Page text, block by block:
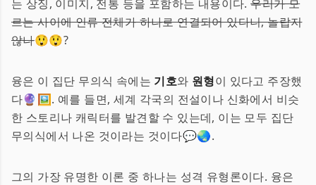
는 상징, 이미지, 전통 등을 포함하는 내용이다.우리가 모
르는 사이에 인류 전체가 하나로 연결되어 있다니, 놀랍지
않나😲😲?
융은 이 집단 무의식 속에는 기호와 원형이 있다고 주장했
다🔮🖼. 예를 들면, 세계 각국의 전설이나 신화에서 비슷
한 스토리나 캐릭터를 발견할 수 있는데, 이는 모두 집단
무의식에서 나온 것이라는 것이다💬🌏.
그의 가장 유명한 이론 중 하나는 성격 유형론이다. 융은